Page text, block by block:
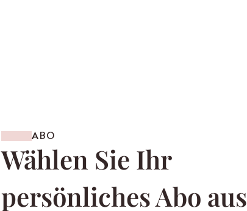
ABO
Wählen Sie Ihr
persönliches Abo aus